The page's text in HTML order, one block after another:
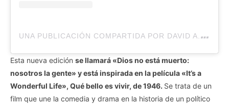
U
NA PUBLICACIÓN COMPARTIDA POR DAVID A.R. WHITE (@DAVIDARWHITE)
Esta nueva edición se llamará «Dios no está muerto:
nosotros la gente» y está inspirada en la película «It’s a
Wonderful Life», Qué bello es vivir, de 1946. Se trata de un
film que une la comedia y drama en la historia de un político